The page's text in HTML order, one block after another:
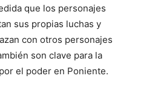
que los personajes
sus propias luchas y
con otros personajes
son clave para la
el poder en Poniente.